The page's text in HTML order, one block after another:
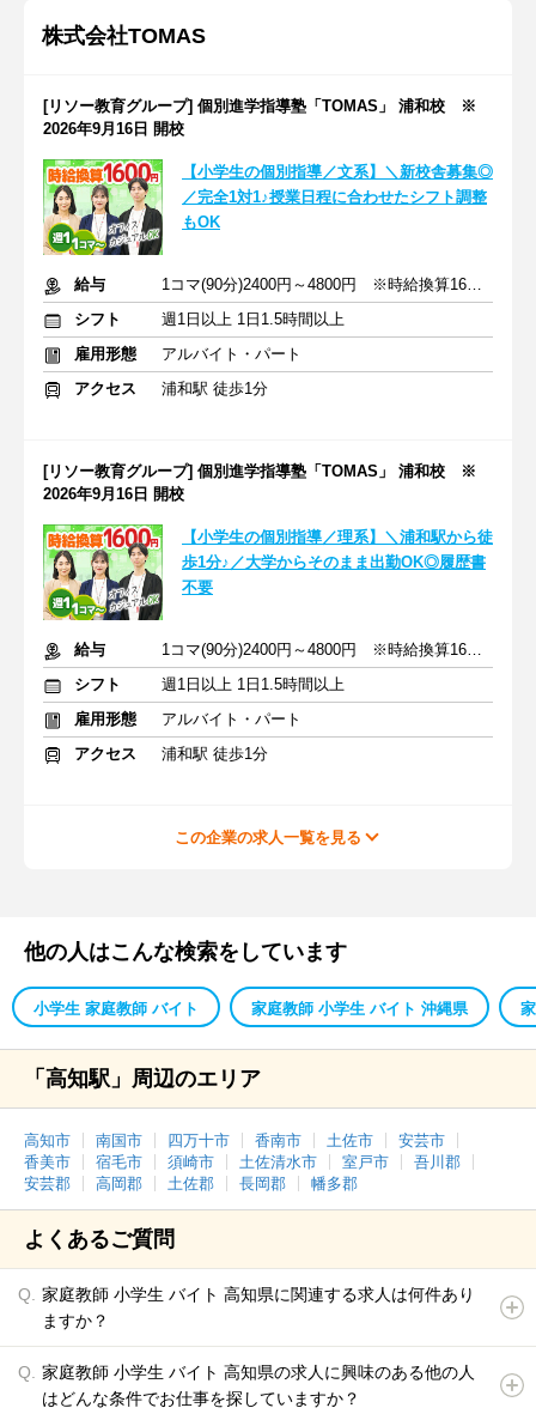
株式会社TOMAS
[リソー教育グループ] 個別進学指導塾「TOMAS」 浦和校 ※
2026年9月16日 開校
【小学生の個別指導／文系】＼新校舎募集◎
／完全1対1♪授業日程に合わせたシフト調整
もOK
給与
1コマ(90分)2400円～4800円 ※時給換算1600円～3200円
シフト
週1日以上 1日1.5時間以上
雇用形態
アルバイト・パート
アクセス
浦和駅 徒歩1分
[リソー教育グループ] 個別進学指導塾「TOMAS」 浦和校 ※
2026年9月16日 開校
【小学生の個別指導／理系】＼浦和駅から徒
歩1分♪／大学からそのまま出勤OK◎履歴書
不要
給与
1コマ(90分)2400円～4800円 ※時給換算1600円～3200円
シフト
週1日以上 1日1.5時間以上
雇用形態
アルバイト・パート
アクセス
浦和駅 徒歩1分
この企業の求人一覧を見る
他の人はこんな検索をしています
小学生 家庭教師 バイト 家庭教師 小学生 バイト 沖縄県
「高知駅」周辺のエリア
高知市 南国市 四万十市 香南市 土佐市
安芸市
香美市
宿毛市 須崎市 土佐清水市 室戸市
吾川郡
安芸郡
高岡郡 土佐郡 長岡郡 幡多郡
よくあるご質問
家庭教師 小学生 バイト 高知県に関連する求人は何件あり
ますか？
家庭教師 小学生 バイト 高知県の求人に興味のある他の人
はどんな条件でお仕事を探していますか？